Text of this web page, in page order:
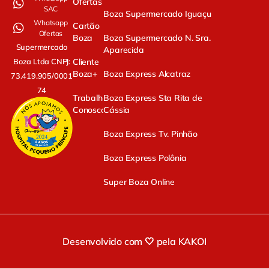
SAC
Whatsapp
Ofertas
Supermercado
Boza Ltda CNPJ:
73.419.905/0001-
74
Cartão
Boza
Cliente
Boza+
Trabalhe
Conosco
Boza Supermercado Iguaçu
Boza Supermercado N. Sra.
Aparecida
Boza Express Alcatraz
Boza Express Sta Rita de
Cássia
Boza Express Tv. Pinhão
Boza Express Polônia
Super Boza Online
Desenvolvido com 🤍 pela KAKOI